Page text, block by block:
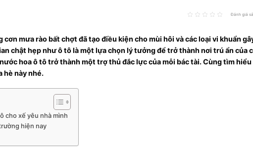
Đánh giá
cơn mưa rào bất chợt đã tạo điều kiện cho mùi hôi và các loại vi khuẩn
chật hẹp như ô tô là một lựa chọn lý tưởng để trở thành nơi trú ẩn của
hoa ô tô trở thành một trợ thủ đắc lực của mỗi bác tài. Cùng tìm hiểu
hè này nhé.
cho xế yêu nhà mình
hiện nay